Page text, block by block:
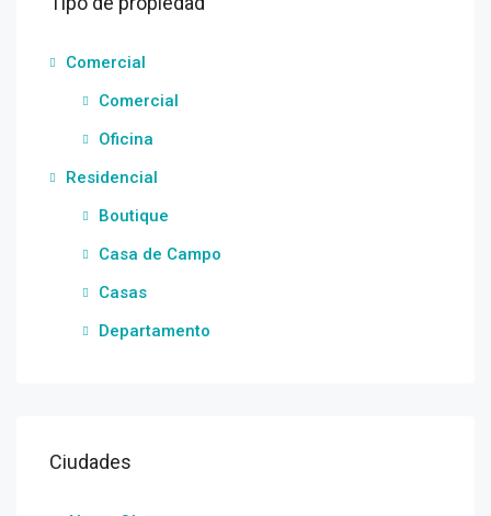
Comercial
Comercial
Oficina
Residencial
Boutique
Casa de Campo
Casas
Departamento
Ciudades